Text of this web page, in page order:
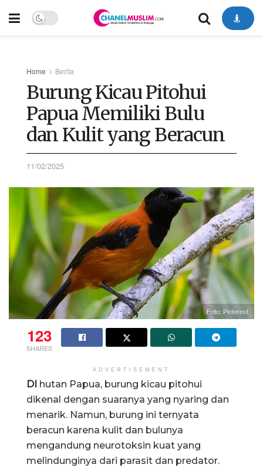
Home Berita
Burung Kicau Pitohui
Papua Memiliki Bulu
dan Kulit yang Beracun
11/02/2025
Foto: Pinterest
123
SHARES
ADVERTISEMENT
DI hutan Papua, burung kicau pitohui
dikenal dengan suaranya yang nyaring dan
menarik. Namun, burung ini ternyata
beracun karena kulit dan bulunya
mengandung neurotoksin kuat yang
melindunginya dari parasit dan predator.